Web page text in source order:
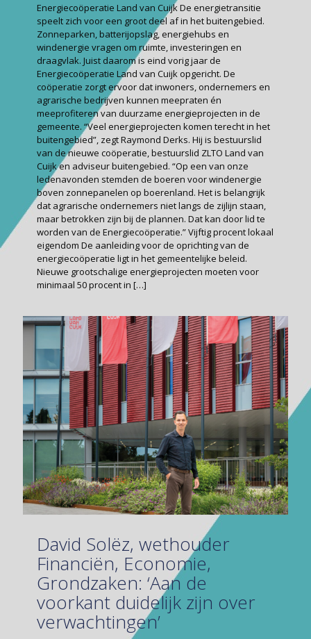
Energiecoöperatie Land van Cuijk De energietransitie
speelt zich voor een groot deel af in het buitengebied.
Zonneparken, batterijopslag, energiehubs en
windenergie vragen om ruimte, investeringen en
draagvlak. Juist daarom is eind vorig jaar de
Energiecoöperatie Land van Cuijk opgericht. De
coöperatie zorgt ervoor dat inwoners, ondernemers en
agrarische bedrijven kunnen meepraten én
meeprofiteren van duurzame energieprojecten in de
gemeente. “Veel energieprojecten komen terecht in het
buitengebied”, zegt Raymond Derks. Hij is bestuurslid
van de nieuwe coöperatie, bestuurslid ZLTO Land van
Cuijk en adviseur buitengebied. “Op een van onze
ledenavonden stemden de boeren voor windenergie
boven zonnepanelen op boerenland. Het is belangrijk
dat agrarische ondernemers niet langs de zijlijn staan,
maar betrokken zijn bij de plannen. Dat kan door lid te
worden van de Energie­coöperatie.” Vijftig procent lokaal
eigendom De aanleiding voor de oprichting van de
energiecoöperatie ligt in het gemeentelijke beleid.
Nieuwe grootschalige energie­projecten moeten voor
minimaal 50 procent in […]
David Solëz, wethouder
Financiën, Economie,
Grondzaken: ‘Aan de
voorkant duidelijk zijn over
verwachtingen’